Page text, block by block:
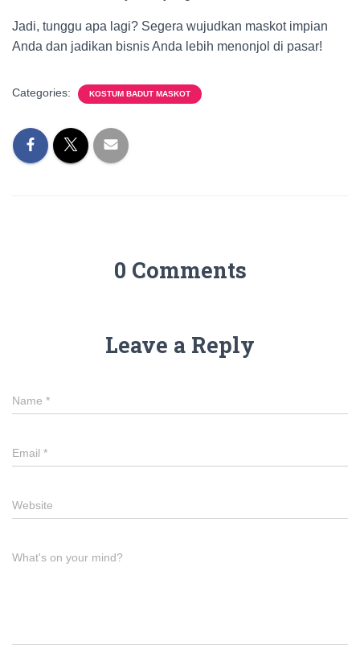
Jadi, tunggu apa lagi? Segera wujudkan maskot impian
Anda dan jadikan bisnis Anda lebih menonjol di pasar!
Categories: KOSTUM BADUT MASKOT
0 Comments
Leave a Reply
Name *
Email *
Website
What's on your mind?